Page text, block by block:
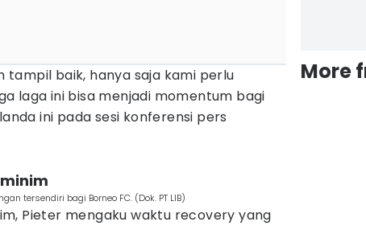
tampil baik, hanya saja kami perlu
laga ini bisa menjadi momentum bagi
ini pada sesi konferensi pers
tersendiri bagi Borneo FC. (Dok. PT LIB)
Pieter mengaku waktu recovery yang
More